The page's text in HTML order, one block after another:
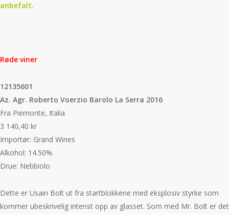
anbefalt.
Røde viner
12135601
Az. Agr. Roberto Voerzio Barolo La Serra 2016
Fra Piemonte, Italia
3 140,40 kr
Importør: Grand Wines
Alkohol: 14.50%.
Drue: Nebbiolo
Dette er Usain Bolt ut fra startblokkene med eksplosiv styrke som
kommer ubeskrivelig intenst opp av glasset. Som med Mr. Bolt er det